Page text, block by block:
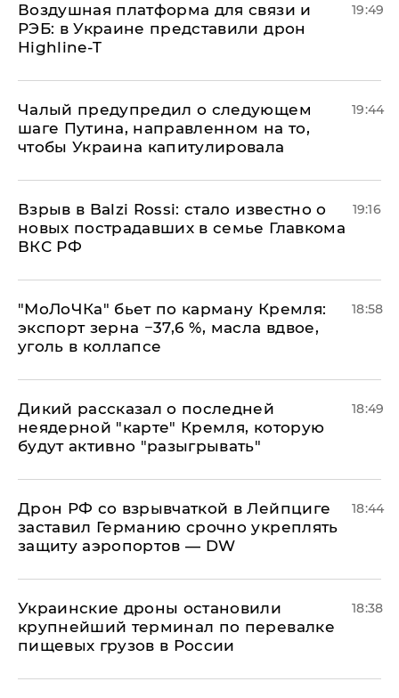
Воздушная платформа для связи и
РЭБ: в Украине представили дрон
Highline-T
19:49
Чалый предупредил о следующем
шаге Путина, направленном на то,
чтобы Украина капитулировала
19:44
Взрыв в Balzi Rossi: стало известно о
новых пострадавших в семье Главкома
ВКС РФ
19:16
​"МоЛоЧКа" бьет по карману Кремля:
экспорт зерна −37,6 %, масла вдвое,
уголь в коллапсе
18:58
Дикий рассказал о последней
неядерной "карте" Кремля, которую
будут активно "разыгрывать"
18:49
​Дрон РФ со взрывчаткой в Лейпциге
заставил Германию срочно укреплять
защиту аэропортов — DW
18:44
Украинские дроны остановили
крупнейший терминал по перевалке
пищевых грузов в России
18:38